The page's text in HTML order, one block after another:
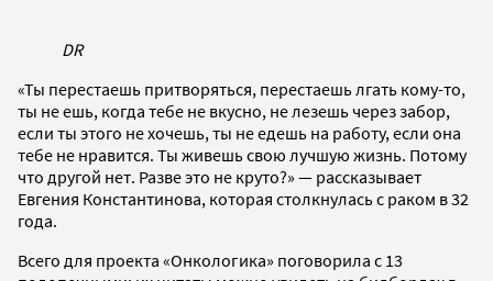
DR
«Ты перестаешь притворяться, перестаешь лгать кому-то,
ты не ешь, когда тебе не вкусно, не лезешь через забор,
если ты этого не хочешь, ты не едешь на работу, если она
тебе не нравится. Ты живешь свою лучшую жизнь. Потому
что другой нет. Разве это не круто?» — рассказывает
Евгения Константинова, которая столкнулась с раком в 32
года.
Всего для проекта «Онкологика» поговорила с 13